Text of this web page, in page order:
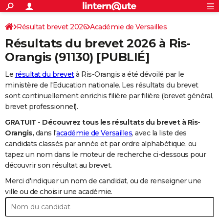
ACTUALITÉS
Politique
Société
Faits Divers
Education
Monde
Villes
+
SPORT
Coupe du monde 2026
Football
Tennis
Cyclisme
Rugby
Forum
FINANCE
Retraite
Impôts
Epargne
Immobilier
Risques naturels par ville
Banque
Assurance
Crédit
Essais
Réserver un essai
Citadines
Berlines
SUV
Forum auto
+
HIGH-TECH
Mobiles
Meilleur smartphone
Internet
Ordinateurs
Jeux vidéo
Guide high-tech
BRICOLAGE
Forum
Aménagement intérieur
Extérieur
Cuisine
Salle de bains
Jardinage
Rangement
+
Guides de France
Escapades
Patrimoine
Expositions
Musées
Week-end nature
+
Art de vivre
Bien-être
Loisirs
Mode
Modes de vie
+ SANTE
Alimentation
Guide de la santé
Maladies
Médicaments
Sommeil
VOYAGE
Rechercher
S'inscrire
Connexion
Résultat brevet 2026 Académie de Versailles
Résultats du brevet 2026 à Ris-
Orangis(91130) [PUBLIÉ]
Le résultat du brevetà Ris-Orangis a été dévoilé par le
ministère de l'Education nationale. Les résultats du brevet
sont continuellement enrichis filière par filière (brevet général,
brevet professionnel).
GRATUIT - Découvrez tous les résultats du brevet à Ris-
Orangis, dans l'académie de Versailles, avec la liste des
candidats classés par année et par ordre alphabétique, ou
tapez un nom dans le moteur de recherche ci-dessous pour
découvrir son résultat au brevet.
Merci d'indiquer un nom de candidat, ou de renseigner une
ville ou de choisir une académie.